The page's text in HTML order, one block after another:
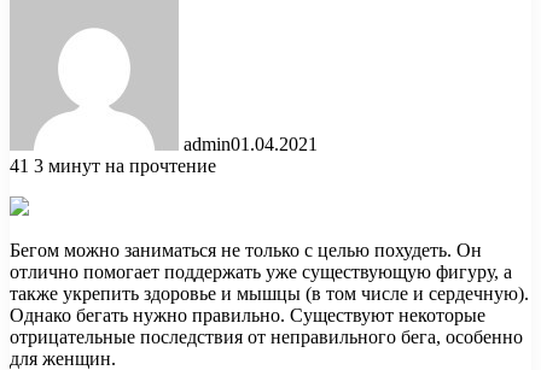
admin01.04.2021
41 3 минут на прочтение
Бегом можно заниматься не только с целью похудеть. Он
отлично помогает поддержать уже существующую фигуру, а
также укрепить здоровье и мышцы (в том числе и сердечную).
Однако бегать нужно правильно. Существуют некоторые
отрицательные последствия от неправильного бега, особенно
для женщин.